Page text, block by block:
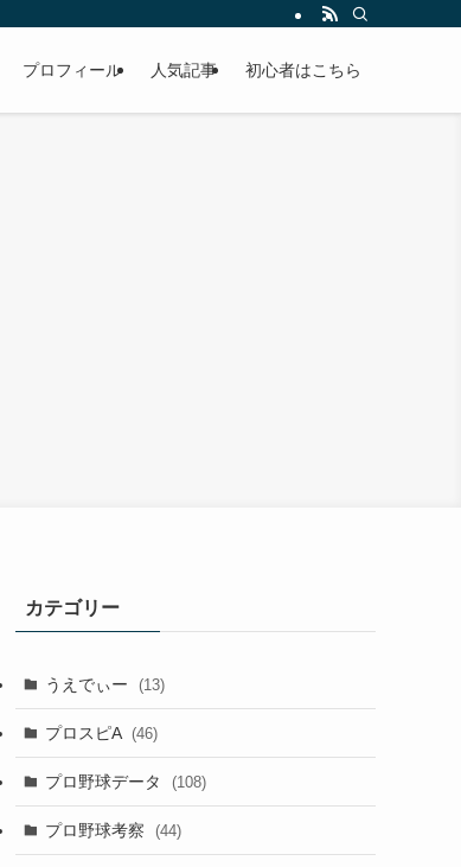
プロフィール 人気記事 初心者はこちら
カテゴリー
うえでぃー (13)
プロスピA (46)
プロ野球データ (108)
プロ野球考察 (44)